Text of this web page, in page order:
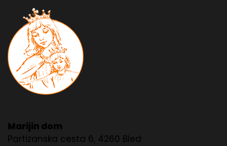
Marijin dom
Partizanska cesta 6, 4260 Bled